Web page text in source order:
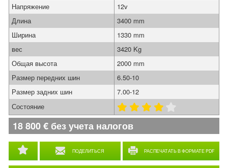
ПОДЕЛИТЬСЯ РАСПЕЧАТАТЬ В ФОРМАТЕ PDF
Напряжение
12v
Длина
3400 mm
Ширина
1330 mm
вес
3420 Kg
Общая высота
2000 mm
Размер передних шин
6.50-10
Размер задних шин
7.00-12
Состояние
18 800€ без учета налогов